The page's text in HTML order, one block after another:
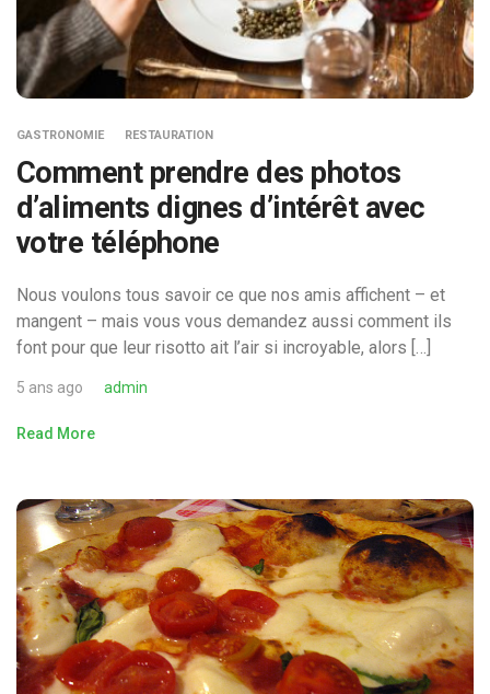
GASTRONOMIE RESTAURATION
Comment prendre des photos
d’aliments dignes d’intérêt avec
votre téléphone
Nous voulons tous savoir ce que nos amis affichent – et
mangent – mais vous vous demandez aussi comment ils
font pour que leur risotto ait l’air si incroyable, alors […]
5 ans ago admin
Read More